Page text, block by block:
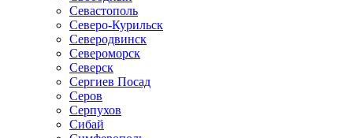
Севастополь
Северо-Курильск
Северодвинск
Североморск
Северск
Сергиев Посад
Серов
Серпухов
Сибай